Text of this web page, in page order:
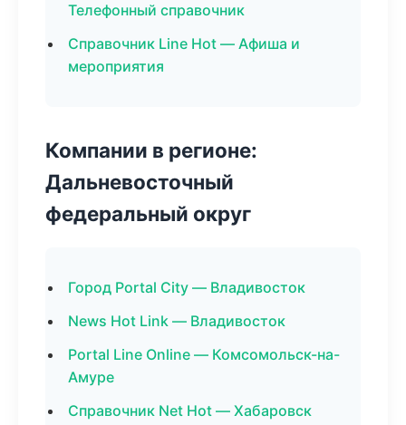
Телефонный справочник
Справочник Line Hot — Афиша и
мероприятия
Компании в регионе:
Дальневосточный
федеральный округ
Город Portal City — Владивосток
News Hot Link — Владивосток
Portal Line Online — Комсомольск-на-
Амуре
Справочник Net Hot — Хабаровск